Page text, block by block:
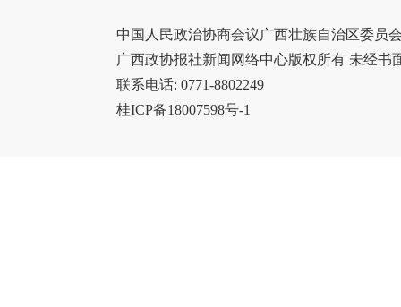
中国人民政治协商会议广西壮族自治区委员
广西政协报社新闻网络中心版权所有 未经书
联系电话: 0771-8802249
桂ICP备18007598号-1